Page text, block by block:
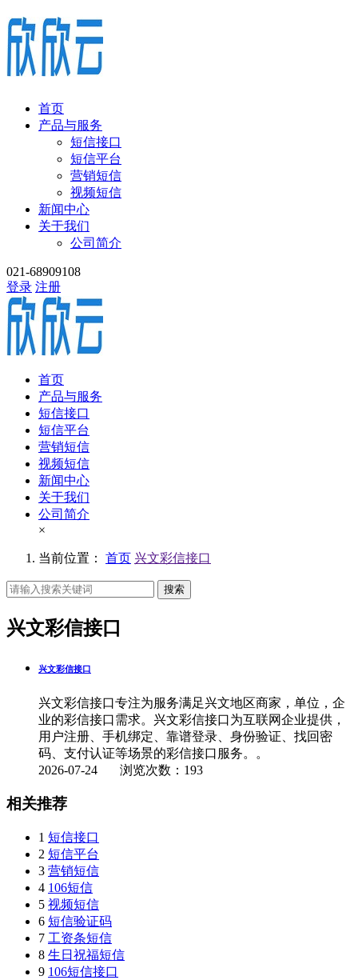
首页
产品与服务
短信接口
短信平台
营销短信
视频短信
新闻中心
关于我们
公司简介
021-68909108
登录 注册
首页
产品与服务
短信接口
短信平台
营销短信
视频短信
新闻中心
关于我们
公司简介
×
当前位置： 首页 兴文彩信接口
搜索
兴文彩信接口
兴文彩信接口
兴文彩信接口专注为服务满足兴文地区商家，单位，企
业的彩信接口需求。兴文彩信接口为互联网企业提供，
用户注册、手机绑定、靠谱登录、身份验证、找回密
码、支付认证等场景的彩信接口服务。。
2026-07-24 浏览次数：193
相关推荐
1 短信接口
2 短信平台
3 营销短信
4 106短信
5 视频短信
6 短信验证码
7 工资条短信
8 生日祝福短信
9 106短信接口